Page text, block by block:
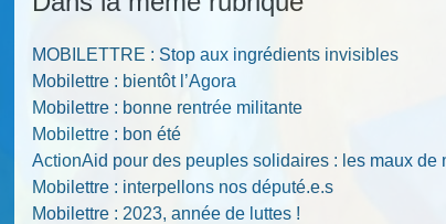
MOBILETTRE : Stop aux ingrédients invisibles
Mobilettre : bientôt l’Agora
Mobilettre : bonne rentrée militante
Mobilettre : bon été
ActionAid pour des peuples solidaires : les maux de
Mobilettre : interpellons nos député.e.s
Mobilettre : 2023, année de luttes !